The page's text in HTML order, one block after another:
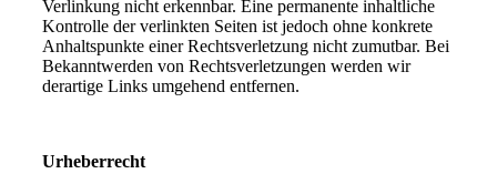
Verlinkung nicht erkennbar. Eine permanente inhaltliche
Kontrolle der verlinkten Seiten ist jedoch ohne konkrete
Anhaltspunkte einer Rechtsverletzung nicht zumutbar. Bei
Bekanntwerden von Rechtsverletzungen werden wir
derartige Links umgehend entfernen.
Urheberrecht